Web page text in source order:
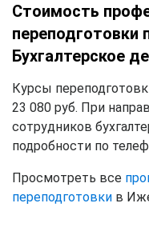
Стоимость
переподготовки
Бухгалтерское
Курсы
23 080 руб. При
сотрудников
подробности по
Просмотреть все
переподготовки в